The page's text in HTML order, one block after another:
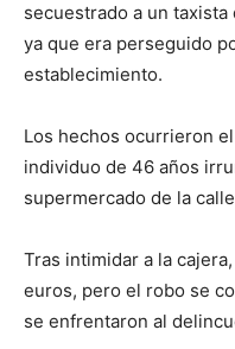
secuestrado a un
ya que era perseguido
establecimiento.
Los hechos ocurrieron
individuo de 46 años
supermercado de la
Tras intimidar a la
euros, pero el robo se
se enfrentaron al